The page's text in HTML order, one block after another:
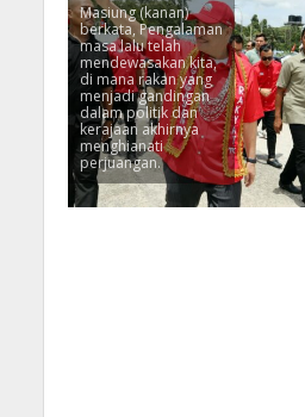
Masiung (kanan)
berkata, Pengalaman
masa lalu telah
mendewasakan kita,
di mana rakan yang
menjadi gandingan
dalam politik dan
kerajaan akhirnya
menghianati
perjuangan.